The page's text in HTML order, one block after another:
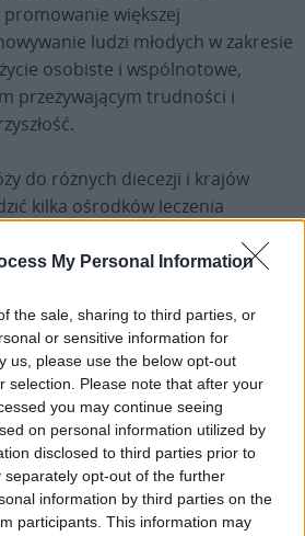
My Personal Information
the sale, sharing to third parties, or
or sensitive information for
us, please use the below opt-out
selection. Please note that after your
you may continue seeing
on personal information utilized by
disclosed to third parties prior to
separately opt-out of the further
information by third parties on the
participants. This information may
większej
ludzi młodych w zakresie
osobiste i wspólnotowe,
przeżywającym trudności i
do różnych diecezji i krajów
kilka ośrodków leczenia
nadziei świadectwem
przypowieści o Miłosiernym
cieszą mnie wysiłki
konferencje biskupów w celu
prawodawstwa i polityki
uzależnionych od narkotyków i
wskazać sieć La Pastoral